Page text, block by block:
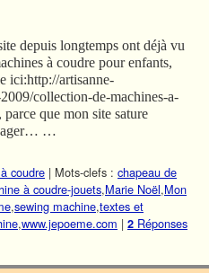
depuis longtemps ont déjà vu
à coudre pour enfants,
ici:http://artisanne-
collection-de-machines-a-
que mon site sature
…
coudre | Mots-clefs : chapeau de
à coudre-jouets,Marie Noël,Mon
,sewing machine,textes et
,www.jepoeme.com | 2 Réponses